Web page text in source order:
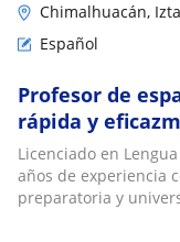
Chimalhuacán,
Español
Profesor de
rápida y
Licenciado en
años de experiencia
preparatoria y